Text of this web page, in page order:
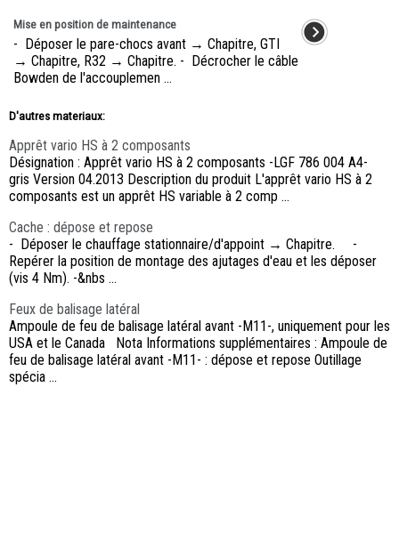
Mise en position de maintenance
- Déposer le pare-chocs avant → Chapitre, GTI
→ Chapitre, R32 → Chapitre. - Décrocher le câble
Bowden de l'accouplemen ...
D'autres materiaux:
Apprêt vario HS à 2 composants
Désignation : Apprêt vario HS à 2 composants -LGF 786 004 A4-
gris Version 04.2013 Description du produit L'apprêt vario HS à 2
composants est un apprêt HS variable à 2 comp ...
Cache : dépose et repose
- Déposer le chauffage stationnaire/d'appoint → Chapitre. -
Repérer la position de montage des ajutages d'eau et les déposer
(vis 4 Nm). -&nbs ...
Feux de balisage latéral
Ampoule de feu de balisage latéral avant -M11-, uniquement pour les
USA et le Canada Nota Informations supplémentaires : Ampoule de
feu de balisage latéral avant -M11- : dépose et repose Outillage
spécia ...